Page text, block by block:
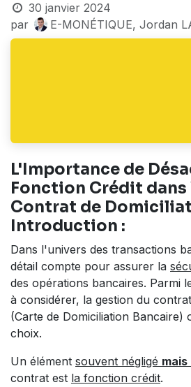
30 janvier 2024
par
E-MONÉTIQUE, Jordan
L'Importance de
Fonction Crédit
Contrat de
Introduction :
Dans l'univers des transactions
détail compte pour assurer la
des opérations bancaires. Parmi
à considérer, la gestion du
(Carte de Domiciliation Bancaire)
choix.
Un élément souvent négligé
contrat est la fonction crédit.